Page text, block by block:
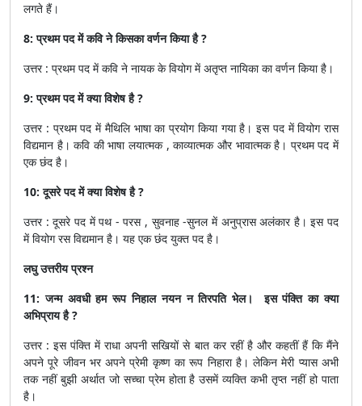
लगते हैं।
8: प्रथम पद में कवि ने किसका वर्णन किया है ?
उत्तर : प्रथम पद में कवि ने नायक के वियोग में अतृप्त नायिका का वर्णन किया है।
9: प्रथम पद में क्या विशेष है ?
उत्तर : प्रथम पद में मैथिलि भाषा का प्रयोग किया गया है। इस पद में वियोग रास
विद्यमान है। कवि की भाषा लयात्मक , काव्यात्मक और भावात्मक है। प्रथम पद में
एक छंद है।
10: दूसरे पद में क्या विशेष है ?
उत्तर : दूसरे पद में पथ - परस , सुवनाह -सुनल में अनुप्रास अलंकार है। इस पद
में वियोग रस विद्यमान है। यह एक छंद युक्त पद है।
लघु उत्तरीय प्रश्न
11: जन्म अवधी हम रूप निहाल नयन न तिरपति भेल। इस पंक्ति का क्या
अभिप्राय है ?
उत्तर : इस पंक्ति में राधा अपनी सखियों से बात कर रहीं है और कहतीं हैं कि मैंने
अपने पूरे जीवन भर अपने प्रेमी कृष्ण का रूप निहारा है। लेकिन मेरी प्यास अभी
तक नहीं बुझी अर्थात जो सच्चा प्रेम होता है उसमें व्यक्ति कभी तृप्त नहीं हो पाता
है।